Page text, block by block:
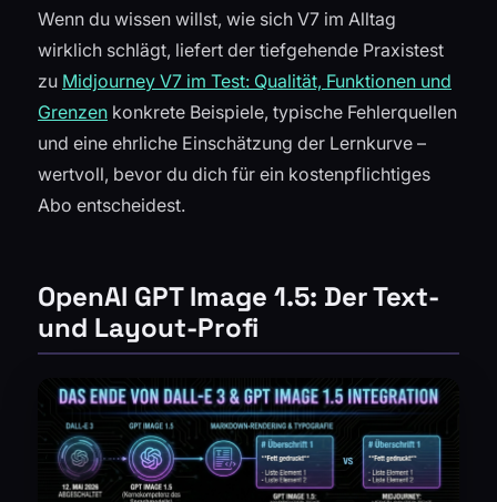
Wenn du wissen willst, wie sich V7 im Alltag
wirklich schlägt, liefert der tiefgehende Praxistest
zu Midjourney V7 im Test: Qualität, Funktionen und
Grenzen konkrete Beispiele, typische Fehlerquellen
und eine ehrliche Einschätzung der Lernkurve –
wertvoll, bevor du dich für ein kostenpflichtiges
Abo entscheidest.
OpenAI GPT Image 1.5: Der Text-
und Layout-Profi